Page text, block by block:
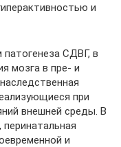
и
СДВГ, в
мозга в пре- и
при
внешней среды. В
и